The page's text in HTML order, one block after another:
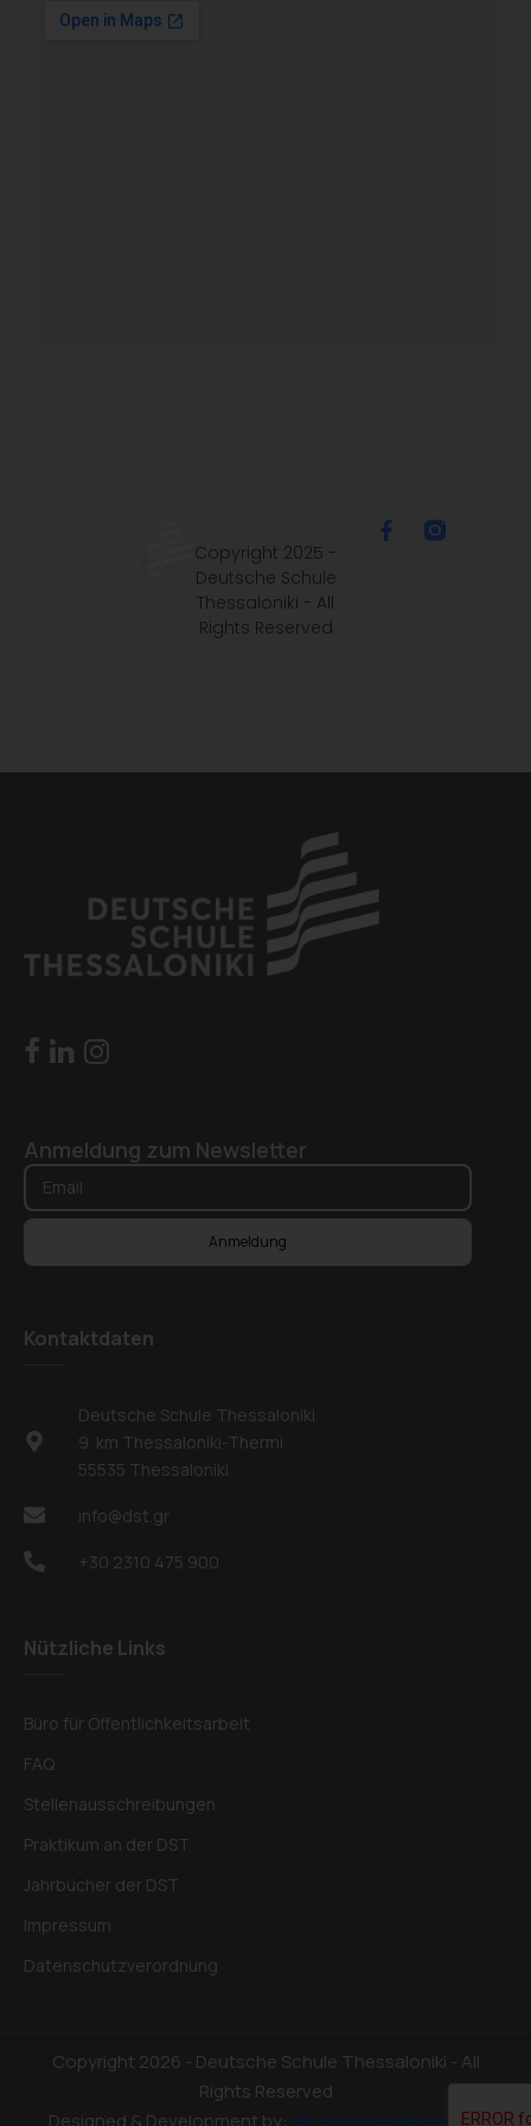
Copyright 2025 -
Deutsche Schule
Thessaloniki - All
Rights Reserved
Anmeldung zum Newsletter
Anmeldung
Kontaktdaten
Deutsche Schule Thessaloniki
9. km Thessaloniki-Thermi
55535 Thessaloniki
info@dst.gr
+30 2310 475 900
Nützliche Links
Büro für Öffentlichkeitsarbeit
FAQ
Stellenausschreibungen
Praktikum an der DST
Jahrbücher der DST
Impressum
Datenschutzverordnung
Copyright 2026 - Deutsche Schule Thessaloniki - All
Rights Reserved
Designed & Development by: We are TheFutureCats –